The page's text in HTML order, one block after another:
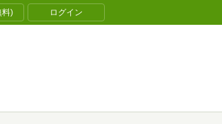
料) ログイン